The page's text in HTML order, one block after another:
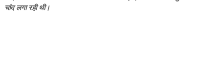
चांद लगा रही थी।